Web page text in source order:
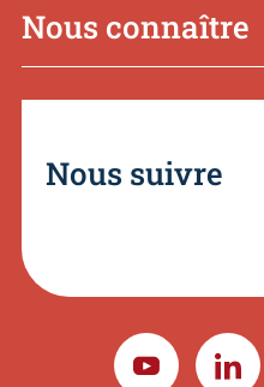
Nous connaître
Nous suivre
YOUTUBE